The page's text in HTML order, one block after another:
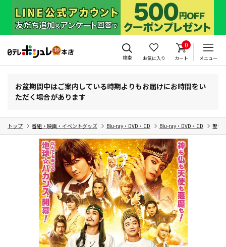
検索 お気に入り
0
カート メニュー
お盆期間中はご案内している時期よりもお届けにお時間をい
ただく場合があります
トップ 番組・映画・イベントグッズ Blu-ray・DVD・CD Blu-ray・DVD・CD 聖☆